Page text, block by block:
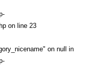
on line 23
on null in